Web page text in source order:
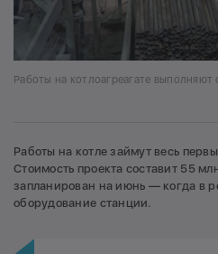
Работы на котлоагреагате
Работы на котле займут весь
Стоимость проекта составит 55
запланирован на июнь — когда в
оборудование станции.